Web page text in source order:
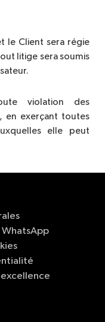
le Client sera régie
litige sera soumis
violation des
en exerçant toutes
elle peut